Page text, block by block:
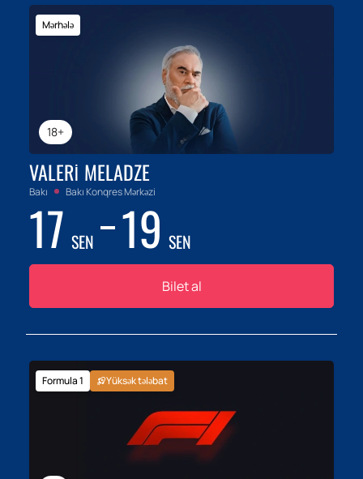
18+
Mərhələ
VALERI MELADZE
Bakı Bakı Konqres Mərkəzi
17 SEN 19 SEN
Bilet al
Formula 1 Yüksək tələbat